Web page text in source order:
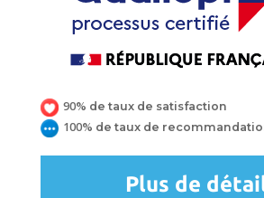
90% de taux de satisfaction
100% de taux de
Plus de